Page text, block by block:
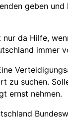
geben
nur da Hilfe,
immer
zu suchen.
ernst nehmen.